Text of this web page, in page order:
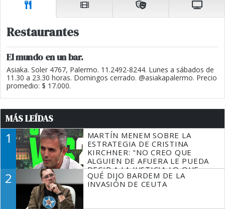
Restaurantes
El mundo en un bar.
Asiaka. Soler 4767, Palermo. 11.2492-8244. Lunes a sábados de
11.30 a 23.30 horas. Domingos cerrado. @asiakapalermo. Precio
promedio: $ 17.000.
MÁS LEÍDAS
1
MARTÍN MENEM SOBRE LA
ESTRATEGIA DE CRISTINA
KIRCHNER: "NO CREO QUE
ALGUIEN DE AFUERA LE PUEDA
DECIR A LA JUSTICIA LO QUE
TIENE QUE HACER"
2
QUÉ DIJO BARDEM DE LA
INVASIÓN DE CEUTA